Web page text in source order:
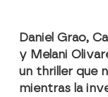
Daniel Grao,
y Melani
un thriller que
mientras la